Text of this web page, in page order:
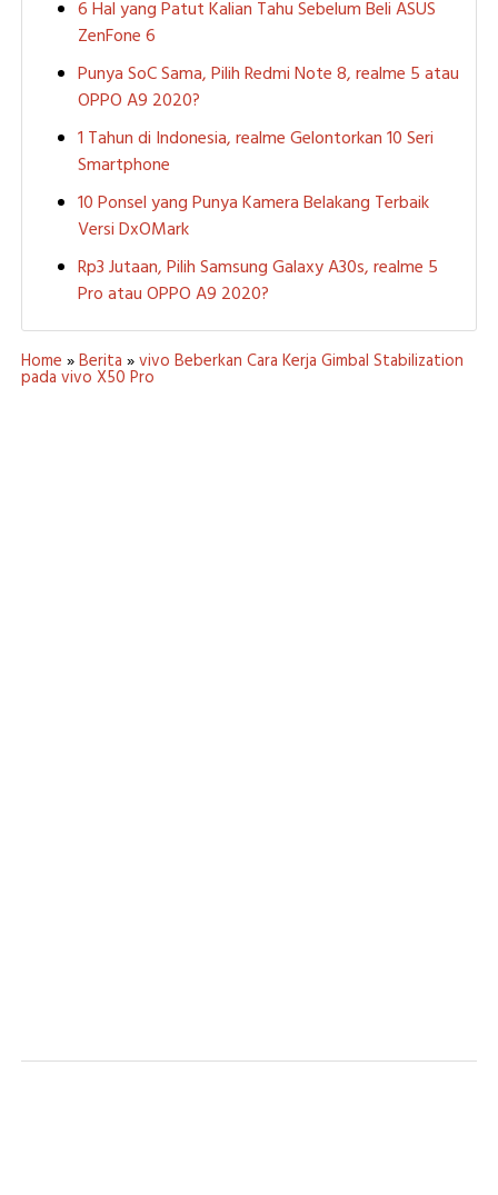
6 Hal yang Patut Kalian Tahu Sebelum Beli ASUS
ZenFone 6
Punya SoC Sama, Pilih Redmi Note 8, realme 5 atau
OPPO A9 2020?
1 Tahun di Indonesia, realme Gelontorkan 10 Seri
Smartphone
10 Ponsel yang Punya Kamera Belakang Terbaik
Versi DxOMark
Rp3 Jutaan, Pilih Samsung Galaxy A30s, realme 5
Pro atau OPPO A9 2020?
Home »Berita »vivo Beberkan Cara Kerja Gimbal Stabilization
pada vivo X50 Pro